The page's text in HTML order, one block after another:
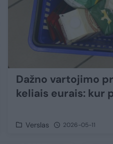
Dažno vartojimo
keliais eurais: kur
Verslas 2026-05-11